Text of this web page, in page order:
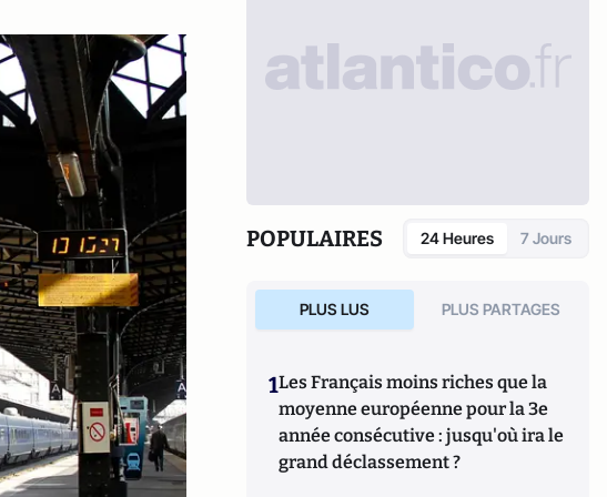
POPULAIRES 24 Heures 7 Jours
PLUS LUS PLUS PARTAGES
1Les Français moins riches que la
moyenne européenne pour la 3e
année consécutive : jusqu'où ira le
grand déclassement ?